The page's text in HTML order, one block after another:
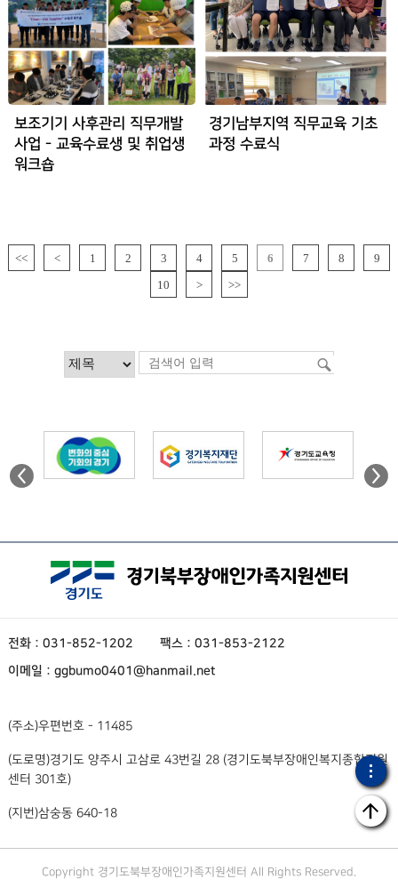
보조기기 사후관리 직무개발
사업 - 교육수료생 및 취업생
워크숍
경기남부지역 직무교육 기초
과정 수료식
<< < 1 2 3 4 5 6 7 8
9
10
> >>
전화 : 031-852-1202
팩스 : 031-853-2122
이메일 : ggbumo0401@hanmail.net
(주소)우편번호 - 11485
(도로명)경기도 양주시 고삼로 43번길 28 (경기도북부장애인복지종합지원
센터 301호)
(지번)삼숭동 640-18
Copyright 경기도북부장애인가족지원센터 All Rights Reserved.